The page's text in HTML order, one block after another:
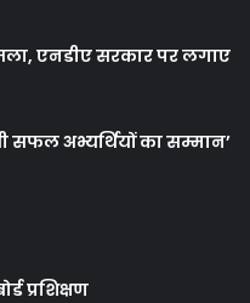
एनडीए सरकार पर लगाए
सफल अभ्यर्थियों का सम्मान’
प्रशिक्षण